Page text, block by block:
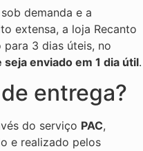
demanda e a
extensa, a loja Recanto
3 dias úteis, no
seja enviado em 1 dia útil.
entrega?
do serviço PAC,
e realizado pelos